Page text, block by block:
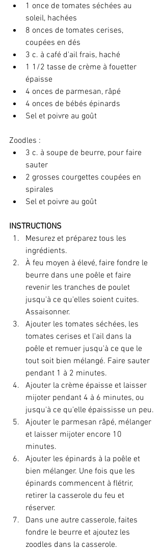
1 once de tomates séchées au
soleil, hachées
8 onces de tomates cerises,
coupées en dés
3 c. à café d'ail frais, haché
1 1/2 tasse de crème à fouetter
épaisse
4 onces de parmesan, râpé
4 onces de bébés épinards
Sel et poivre au goût
Zoodles :
3 c. à soupe de beurre, pour faire
sauter
2 grosses courgettes coupées en
spirales
Sel et poivre au goût
INSTRUCTIONS
Mesurez et préparez tous les
ingrédients.
À feu moyen à élevé, faire fondre le
beurre dans une poêle et faire
revenir les tranches de poulet
jusqu'à ce qu'elles soient cuites.
Assaisonner.
Ajouter les tomates séchées, les
tomates cerises et l'ail dans la
poêle et remuer jusqu'à ce que le
tout soit bien mélangé. Faire sauter
pendant 1 à 2 minutes.
Ajouter la crème épaisse et laisser
mijoter pendant 4 à 6 minutes, ou
jusqu'à ce qu'elle épaississe un peu.
Ajouter le parmesan râpé, mélanger
et laisser mijoter encore 10
minutes.
Ajouter les épinards à la poêle et
bien mélanger. Une fois que les
épinards commencent à flétrir,
retirer la casserole du feu et
réserver.
Dans une autre casserole, faites
fondre le beurre et ajoutez les
zoodles dans la casserole.